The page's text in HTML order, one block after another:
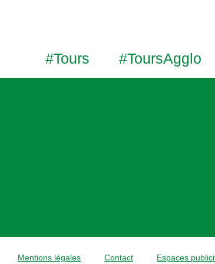
#Tours #ToursAgglo
Mentions légales Contact Espaces